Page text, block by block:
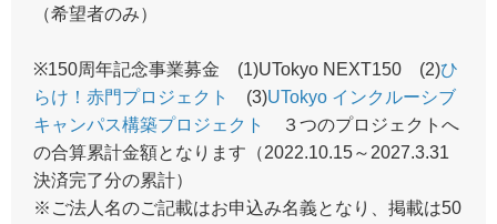
（希望者のみ）
※150周年記念事業募金 (1)UTokyo NEXT150 (2)ひ
らけ！赤門プロジェクト
(3)UTokyo インクルーシブ
キャンパス構築プロジェクト
３つのプロジェクトへ
の合算累計金額となります（2022.10.15～2027.3.31
決済完了分の累計）
※ご法人名のご記載はお申込み名義となり、掲載は50